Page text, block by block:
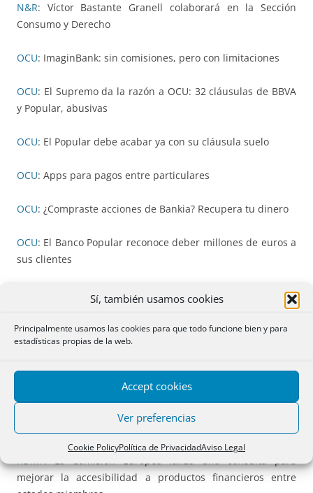
Sí, también usamos cookies
Principalmente usamos las cookies para que todo funcione bien y para
estadísticas propias de la web.
Accept cookies
Ver preferencias
Cookie PolicyPolítica de PrivacidadAviso Legal
N&R: Víctor Bastante Granell colaborará en la Sección
Consumo y Derecho
OCU: ImaginBank: sin comisiones, pero con limitaciones
OCU: El Supremo da la razón a OCU: 32 cláusulas de BBVA
y Popular, abusivas
OCU: El Popular debe acabar ya con su cláusula suelo
OCU: Apps para pagos entre particulares
OCU: ¿Compraste acciones de Bankia? Recupera tu dinero
OCU: El Banco Popular reconoce deber millones de euros a
sus clientes
: Caso Volkswagen: sin compensaciones para afectados
PODER JUDICIAL: Condenada una entidad bancaria a
devolver el capital de unas aportaciones subordinadas a
: El Supremo anula varias cláusulas en
contratos de consumidores con el BBVA y Banco Popular
por considerarlas abusivas
RDMF: La Comisión Europea lanza una consulta para
mejorar la accesibilidad a productos financieros entre